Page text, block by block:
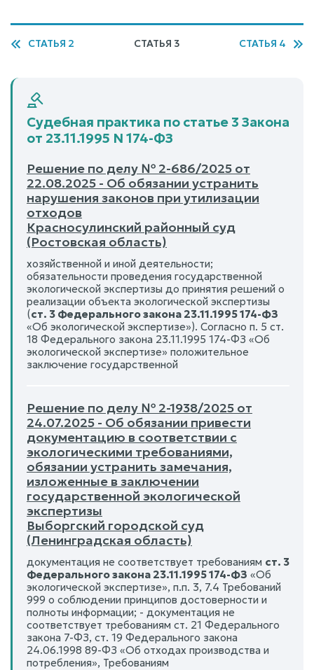
СТАТЬЯ 2 СТАТЬЯ 3 СТАТЬЯ 4
Судебная практика по статье 3 Закона
от 23.11.1995 N 174-ФЗ
Решение по делу № 2-686/2025 от
22.08.2025 - Об обязании устранить
нарушения законов при утилизации
отходов
Красносулинский районный суд
(Ростовская область)
хозяйственной и иной деятельности;
обязательности проведения государственной
экологической экспертизы до принятия решений о
реализации объекта экологической экспертизы
(ст. 3 Федерального закона 23.11.1995 174-ФЗ
«Об экологической экспертизе»). Согласно п. 5 ст.
18 Федерального закона 23.11.1995 174-ФЗ «Об
экологической экспертизе» положительное
заключение государственной
Решение по делу № 2-1938/2025 от
24.07.2025 - Об обязании привести
документацию в соответствии с
экологическими требованиями,
обязании устранить замечания,
изложенные в заключении
государственной экологической
экспертизы
Выборгский городской суд
(Ленинградская область)
документация не соответствует требованиям ст. 3
Федерального закона 23.11.1995 174-ФЗ «Об
экологической экспертизе», п.п. 3, 7.4 Требований
999 о соблюдении принципов достоверности и
полноты информации; - документация не
соответствует требованиям ст. 21 Федерального
закона 7-ФЗ, ст. 19 Федерального закона
24.06.1998 89-ФЗ «Об отходах производства и
потребления», Требованиям